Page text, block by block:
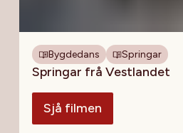
Bygdedans Springar
Springar frå Vestlandet
Sjå filmen